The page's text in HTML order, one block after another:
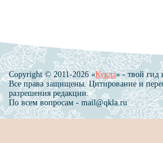
Copyright © 2011-2026 «Кукла» - твой гид
Все права защищены. Цитирование и
разрешения редакции.
По всем вопросам - mail@qkla.ru